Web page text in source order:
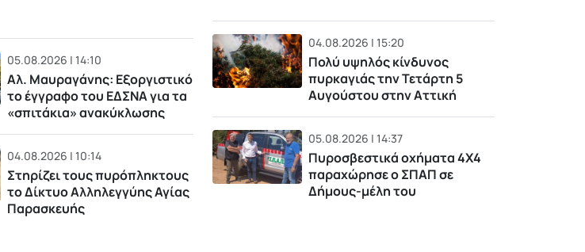
05.08.2026 | 14:10
Αλ. Μαυραγάνης: Εξοργιστικό
το έγγραφο του ΕΔΣΝΑ για τα
«σπιτάκια» ανακύκλωσης
04.08.2026 | 10:14
Στηρίζει τους πυρόπληκτους
το Δίκτυο Αλληλεγγύης Αγίας
Παρασκευής
04.08.2026 | 15:20
Πολύ υψηλός κίνδυνος
πυρκαγιάς την Τετάρτη 5
Αυγούστου στην Αττική
05.08.2026 | 14:37
Πυροσβεστικά οχήματα 4Χ4
παραχώρησε ο ΣΠΑΠ σε
Δήμους-μέλη του